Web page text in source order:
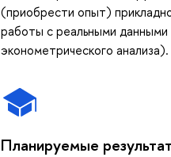
(приобрести опыт)
работы с реальными данными
эконометрического анализа).
Планируемые